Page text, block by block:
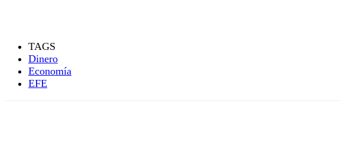
TAGS
Dinero
Economía
EFE